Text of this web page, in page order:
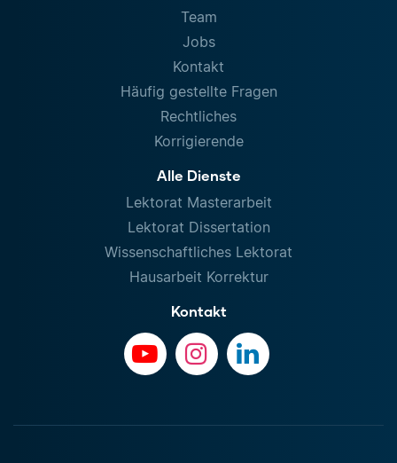
Team
Jobs
Kontakt
Häufig gestellte Fragen
Rechtliches
Korrigierende
Alle Dienste
Lektorat Masterarbeit
Lektorat Dissertation
Wissenschaftliches Lektorat
Hausarbeit Korrektur
Kontakt